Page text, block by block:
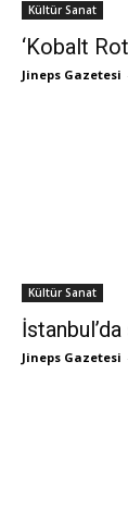
Kültür Sanat
‘Kobalt
Jineps Gazetesi
Kültür Sanat
Jineps Gazetesi